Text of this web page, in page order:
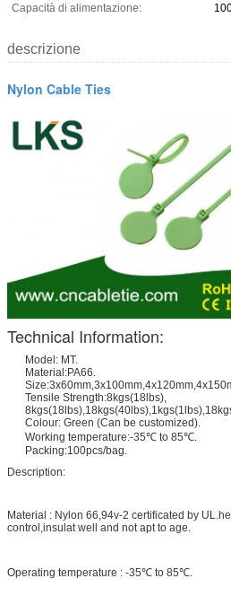
Capacità di alimentazione:
descrizione
Nylon Cable Ties
Technical Information:
Model: MT.
Material:PA66.
Tensile Strength:8kgs(18lbs),
Colour: Green (Can be customized).
Working temperature:-35℃ to 85℃.
Packing:100pcs/bag.
Description:
Material : Nylon 66,94v-2 certificated by
control,insulat well and not apt to age.
Operating temperature : -35℃ to 85℃.